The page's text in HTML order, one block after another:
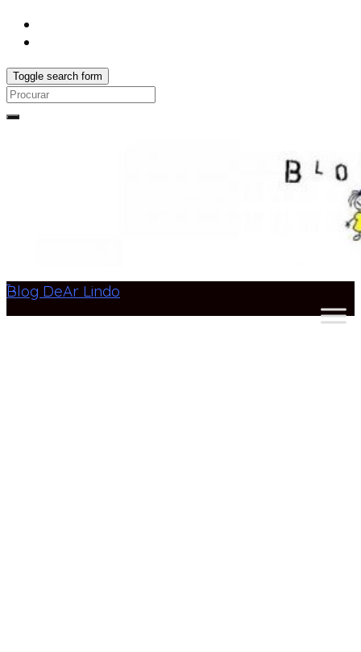
Toggle search form
Search
Blog DeAr Lindo